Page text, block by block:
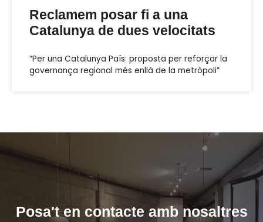
Reclamem posar fi a una
Catalunya de dues velocitats
“Per una Catalunya País: proposta per reforçar la
governança regional més enllà de la metròpoli”
Posa't en contacte amb nosaltres